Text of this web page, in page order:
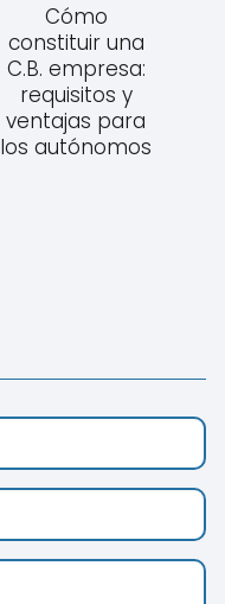
Cómo
constituir una
C.B. empresa:
requisitos y
ventajas para
los autónomos